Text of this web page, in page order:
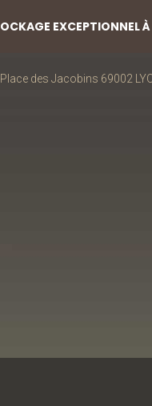
des Jacobins 69002
EXCEPTIONNEL